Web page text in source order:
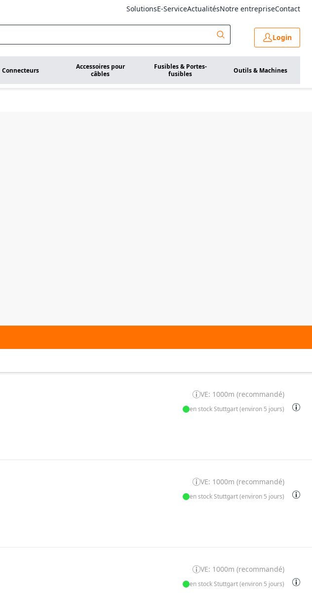
SolutionsE-ServiceActualitésNotre entrepriseContact
Login
Connecteurs
Accessoires pour
câbles
Fusibles & Portes-
fusibles
Outils & Machines
VE: 1000m (recommandé)
en stock Stuttgart (environ 5 jours)
VE: 1000m (recommandé)
en stock Stuttgart (environ 5 jours)
VE: 1000m (recommandé)
en stock Stuttgart (environ 5 jours)